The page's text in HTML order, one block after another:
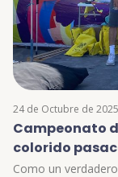
24 de Octubre de 2025
Campeonato
colorido
Como un